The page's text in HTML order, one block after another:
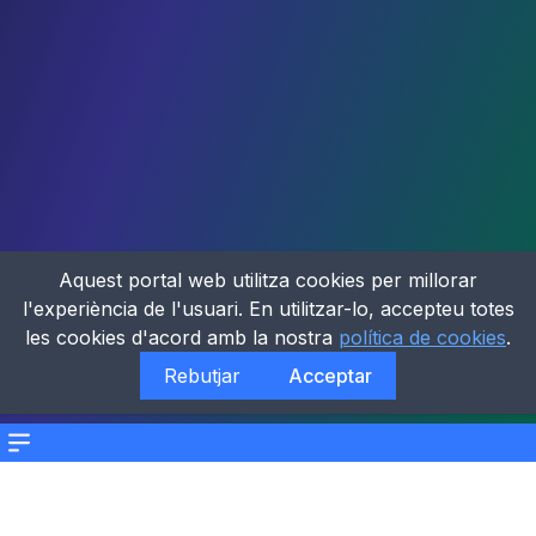
Menu
Aquest portal web utilitza cookies per millorar
l'experiència de l'usuari. En utilitzar-lo, accepteu totes
les cookies d'acord amb la nostra política de cookies.
Rebutjar
Acceptar